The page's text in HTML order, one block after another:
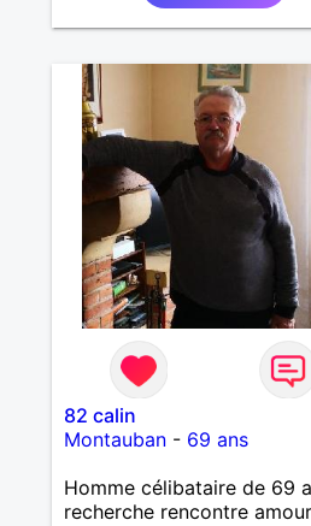
la franchise et l'honnêteté.
contacter moi.
82 calin
Montauban- 69 ans
Homme célibataire de 69
recherche rencontre